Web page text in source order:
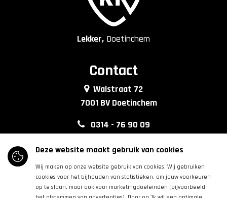
Lekker, Doetinchem
Contact
Walstraat 72
7001 BV Doetinchem
0314 - 76 90 09
info@lkkrdoetinchem.nl
Volg ons
Deze website maakt gebruik van cookies
Wij maken op onze website gebruik van cookies. Wij gebruiken
cookies voor het bijhouden van statistieken, om jouw voorkeuren
op te slaan, maar ook voor marketingdoeleinden (bijvoorbeeld